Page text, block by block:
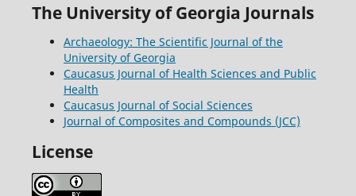
The University of Georgia Journals
Archaeology: The Scientific Journal of the
University of Georgia
Caucasus Journal of Health Sciences and Public
Health
Caucasus Journal of Social Sciences
Journal of Composites and Compounds (JCC)
License